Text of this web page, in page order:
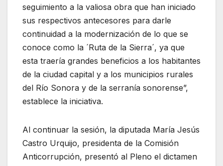
seguimiento a la valiosa obra que han iniciado
sus respectivos antecesores para darle
continuidad a la modernización de lo que se
conoce como la ´Ruta de la Sierra´, ya que
esta traería grandes beneficios a los habitantes
de la ciudad capital y a los municipios rurales
del Río Sonora y de la serranía sonorense”,
establece la iniciativa.
Al continuar la sesión, la diputada María Jesús
Castro Urquijo, presidenta de la Comisión
Anticorrupción, presentó al Pleno el dictamen